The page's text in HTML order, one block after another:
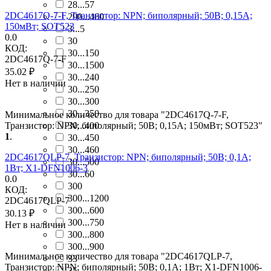
28...57
290...460
3...5
30
30...150
30...1500
30...240
30...250
30...300
30...350
30...400
30...450
30...460
30...500
30...60
300
300...1200
300...600
300...750
300...800
300...900
33
2DC4617Q-7-F, Транзистор: NPN; биполярный; 50В; 0,15А;
150мВт; SOT523
0.0
КОД:
2DC4617Q-7-F
35.02 ₽
Нет в наличии
Минимальное количество для товара "2DC4617Q-7-F,
Транзистор: NPN; биполярный; 50В; 0,15А; 150мВт; SOT523"
1.
2DC4617QLP-7, Транзистор: NPN; биполярный; 50В; 0,1А;
1Вт; X1-DFN1006-3
0.0
КОД:
2DC4617QLP-7
30.13 ₽
Нет в наличии
Минимальное количество для товара "2DC4617QLP-7,
Транзистор: NPN; биполярный; 50В; 0,1А; 1Вт; X1-DFN1006-